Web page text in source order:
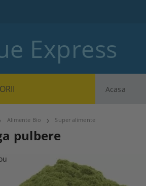
Express
Acasa
Alimente Bio Super alimente
pulbere